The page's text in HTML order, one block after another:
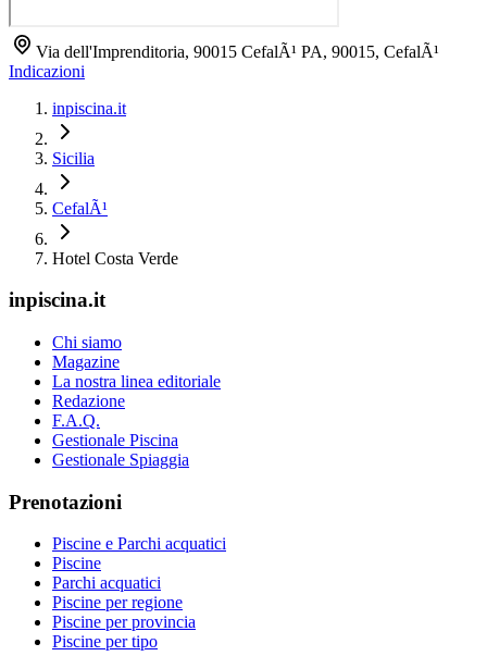
Via dell'Imprenditoria, 90015 CefalÃ¹ PA, 90015, CefalÃ¹
Indicazioni
inpiscina.it
Sicilia
CefalÃ¹
Hotel Costa Verde
inpiscina.it
Chi siamo
Magazine
La nostra linea editoriale
Redazione
F.A.Q.
Gestionale Piscina
Gestionale Spiaggia
Prenotazioni
Piscine e Parchi acquatici
Piscine
Parchi acquatici
Piscine per regione
Piscine per provincia
Piscine per tipo